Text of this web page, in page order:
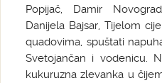
Popijač, Damir
Danijela Bajsar, Tijelom
quadovima, spuštati
Svetojančan i vodenicu.
kukuruzna zlevanka u